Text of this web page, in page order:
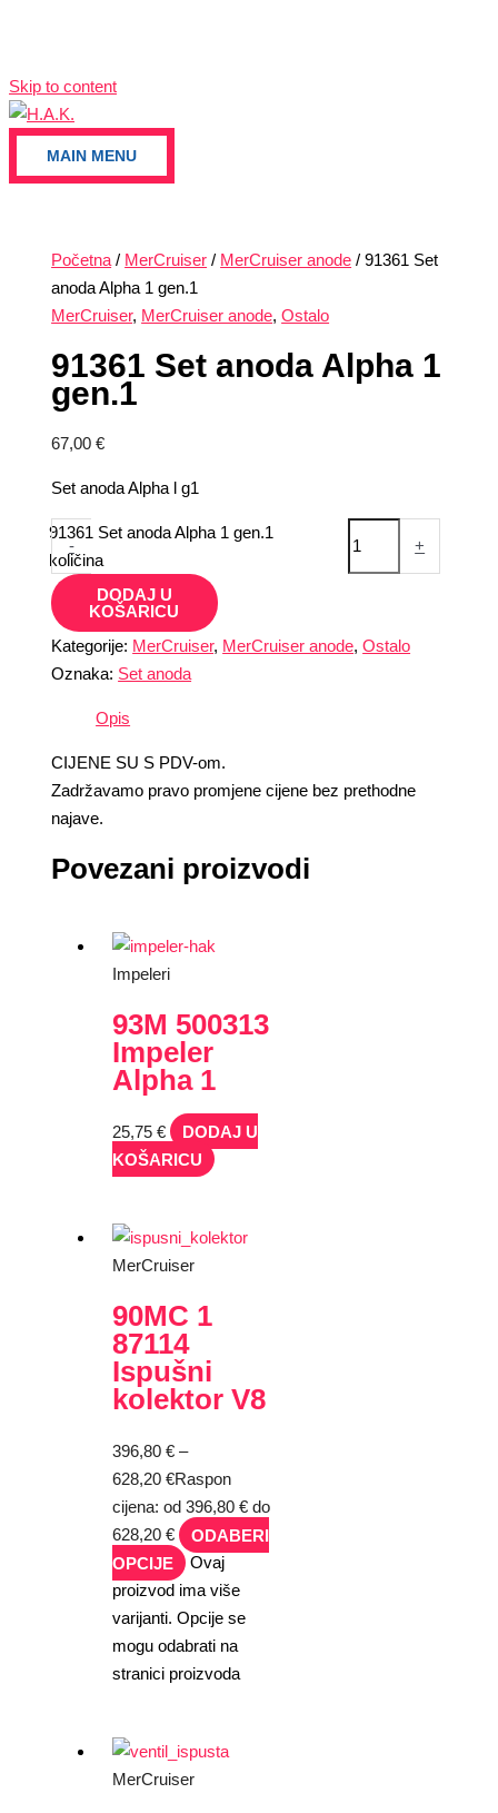
Skip to content
MAIN MENU
Početna / MerCruiser / MerCruiser anode / 91361 Set
anoda Alpha 1 gen.1
MerCruiser, MerCruiser anode,Ostalo
91361 Set anoda Alpha 1
gen.1
67,00€
Set anoda Alpha l g1
-
91361 Set anoda Alpha 1 gen.1
količina
+
DODAJ U
KOŠARICU
Kategorije: MerCruiser, MerCruiser anode,Ostalo
Oznaka: Set anoda
Opis
CIJENE SU S PDV-om.
Zadržavamo pravo promjene cijene bez prethodne
najave.
Povezani proizvodi
Impeleri
93M 500313
Impeler
Alpha 1
25,75€
DODAJ U
KOŠARICU
MerCruiser
90MC 1
87114
Ispušni
kolektor V8
396,80€ –
628,20€Raspon
cijena: od 396,80 € do
628,20 €
ODABERI
OPCIJE
Ovaj
proizvod ima više
varijanti. Opcije se
mogu odabrati na
stranici proizvoda
MerCruiser